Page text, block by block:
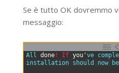
Se è tutto OK dovremmo
messaggio:
All done! If you' ve
installation should now be